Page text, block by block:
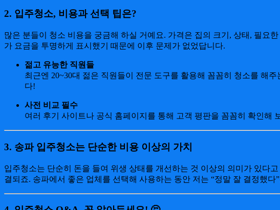
2. 입주청소, 비용과 선택 팁은?
많은 분들이 청소 비용을 궁금해 하실 거예요. 가격은 집의 크기, 상태, 필요
가 요금을 투명하게 표시했기 때문에 이후 문제가 없었답니다.
젊고 유능한 직원들
최근엔 20~30대 젊은 직원들이 전문 도구를 활용해 꼼꼼히 청소를 해
다!
사전 비교 필수
여러 후기 사이트나 공식 홈페이지를 통해 고객 평판을 꼼꼼히 확인해
3. 송파 입주청소는 단순한 비용 이상의 가치
입주청소는 단순히 돈을 들여 위생 상태를 개선하는 것 이상의 의미가 있다
결되죠. 송파에서 좋은 업체를 선택해 사용하는 동안 저는 “정말 잘 결정했다